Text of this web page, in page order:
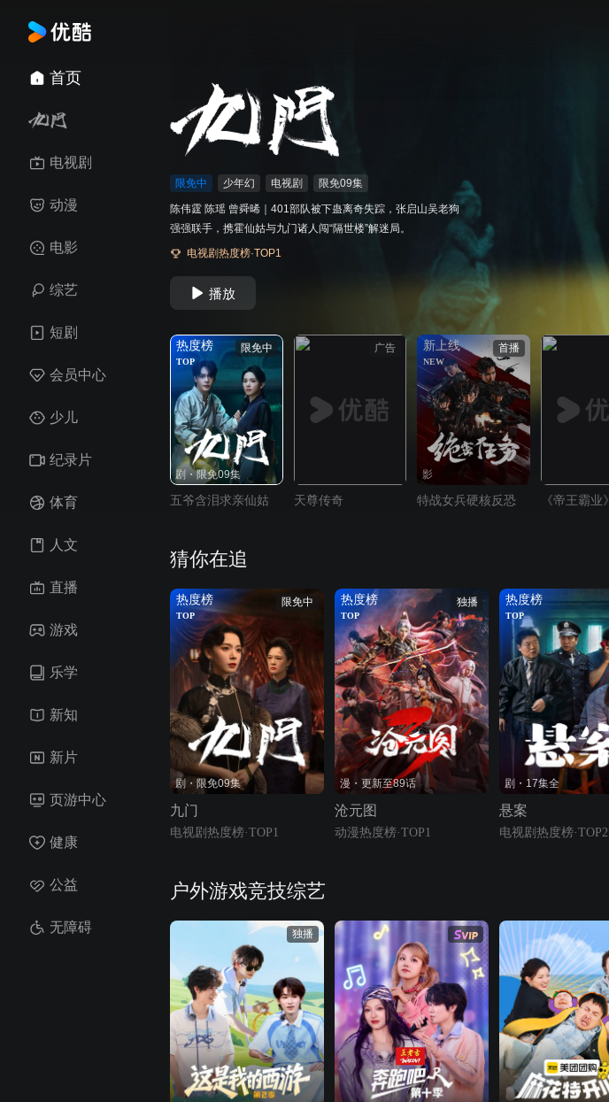
首页
电视剧
动漫
电影
综艺
短剧
会员中心
少儿
纪录片
体育
人文
直播
游戏
乐学
新知
新片
页游中心
健康
公益
无障碍
限免中 少年幻 电视剧 限免09集
陈伟霆 陈瑶 曾舜晞｜401部队被下蛊离奇失踪，张启山吴老狗
强强联手，携霍仙姑与九门诸人闯“隔世楼”解迷局。
电视剧热度榜·TOP1
播放
限免中
热度榜
TOP
剧・限免09集
五爷含泪求亲仙姑
广告
天尊传奇
首播
新上线
NEW
影
特战女兵硬核反恐 《帝王霸业》
猜你在追
限免中
热度榜
TOP
剧・限免09集
九门
电视剧热度榜·TOP1
独播
热度榜
TOP
漫・更新至89话
沧元图
动漫热度榜·TOP1
热度榜
TOP
剧・17集全
悬案
电视剧热度榜·TOP2
户外游戏竞技综艺
独播